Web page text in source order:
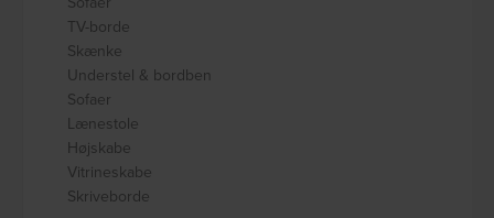
TV-borde
Skænke
Understel & bordben
Sofaer
Lænestole
Højskabe
Vitrineskabe
Skriveborde